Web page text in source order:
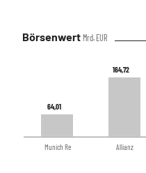
Börsenwert Mrd. EUR
64,01
64,01
164,72
164,72
Munich Re Allianz